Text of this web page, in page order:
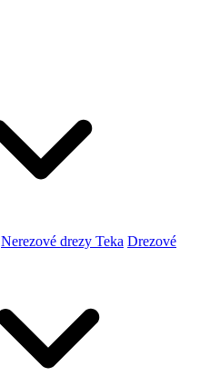
Nerezové drezy Teka Drezové